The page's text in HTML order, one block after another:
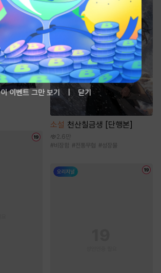
소설 천산칠금생 [단행본]
2.6만
#비장함 #전통무협 #성장물
이 이벤트 그만 보기 닫기